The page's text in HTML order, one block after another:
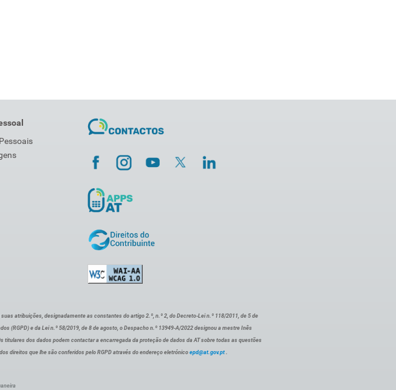
atribuições, designadamente as constantes do artigo 2.º, n.º 2, do Decreto-Lei n.º 118/2011, de 5 de
(RGPD) e da Lei n.º 58/2019, de 8 de agosto, o Despacho n.º 13949-A/2022 designou a mestre Inês
titulares dos dados podem contactar a encarregada da proteção de dados da AT sobre todas as questões
direitos que lhe são conferidos pelo RGPD através do endereço eletrónico epd@at.gov.pt .